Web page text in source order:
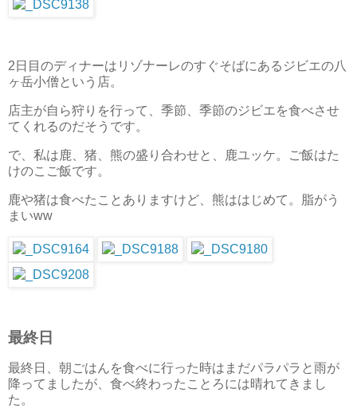
2日目のディナーはリゾナーレのすぐそばにあるジビエの八
ヶ岳小僧という店。
店主が自ら狩りを行って、季節、季節のジビエを食べさせ
てくれるのだそうです。
で、私は鹿、猪、熊の盛り合わせと、鹿ユッケ。ご飯はた
けのこご飯です。
鹿や猪は食べたことありますけど、熊ははじめて。脂がう
まいww
最終日
最終日、朝ごはんを食べに行った時はまだパラパラと雨が
降ってましたが、食べ終わったことろには晴れてきまし
た。